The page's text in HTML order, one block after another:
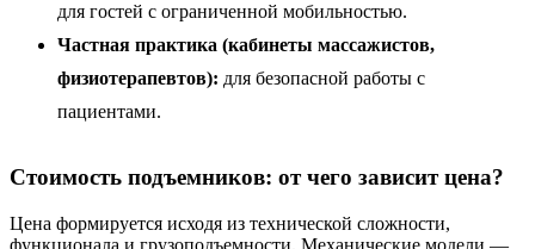
для гостей с ограниченной мобильностью.
Частная практика (кабинеты массажистов,
физиотерапевтов): для безопасной работы с
пациентами.
Стоимость подъемников: от чего зависит цена?
Цена формируется исходя из технической сложности,
функционала и грузоподъемности. Механические модели —